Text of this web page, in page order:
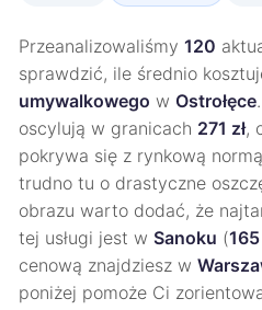
Przeanalizowaliśmy 120
sprawdzić, ile średnio
umywalkowego w Ostrołęce
oscylują w granicach 271 zł,
pokrywa się z rynkową
trudno tu o drastyczne
obrazu warto dodać, że
tej usługi jest w Sanoku (165
cenową znajdziesz w
poniżej pomoże Ci